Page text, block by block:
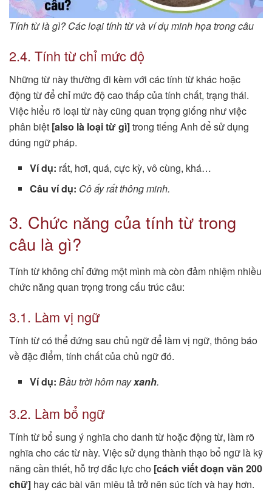
Tính từ là gì? Các loại tính từ và ví dụ minh họa trong câu
2.4. Tính từ chỉ mức độ
Những từ này thường đi kèm với các tính từ khác hoặc
động từ để chỉ mức độ cao thấp của tính chất, trạng thái.
Việc hiểu rõ loại từ này cũng quan trọng giống như việc
phân biệt [also là loại từ gì]trong tiếng Anh để sử dụng
đúng ngữ pháp.
Ví dụ: rất, hơi, quá, cực kỳ, vô cùng, khá…
Câu ví dụ: Cô ấy rất thông minh.
3. Chức năng của tính từ trong
câu là gì?
Tính từ không chỉ đứng một mình mà còn đảm nhiệm nhiều
chức năng quan trọng trong cấu trúc câu:
3.1. Làm vị ngữ
Tính từ có thể đứng sau chủ ngữ để làm vị ngữ, thông báo
về đặc điểm, tính chất của chủ ngữ đó.
Ví dụ: Bầu trời hôm nayxanh.
3.2. Làm bổ ngữ
Tính từ bổ sung ý nghĩa cho danh từ hoặc động từ, làm rõ
nghĩa cho các từ này. Việc sử dụng thành thạo bổ ngữ là kỹ
năng cần thiết, hỗ trợ đắc lực cho [cách viết đoạn văn 200
chữ] hay các bài văn miêu tả trở nên súc tích và hay hơn.